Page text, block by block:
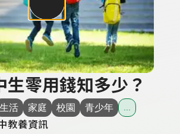
生零用錢知多少？
生活 家庭 校園 青少年 ...
教養資訊